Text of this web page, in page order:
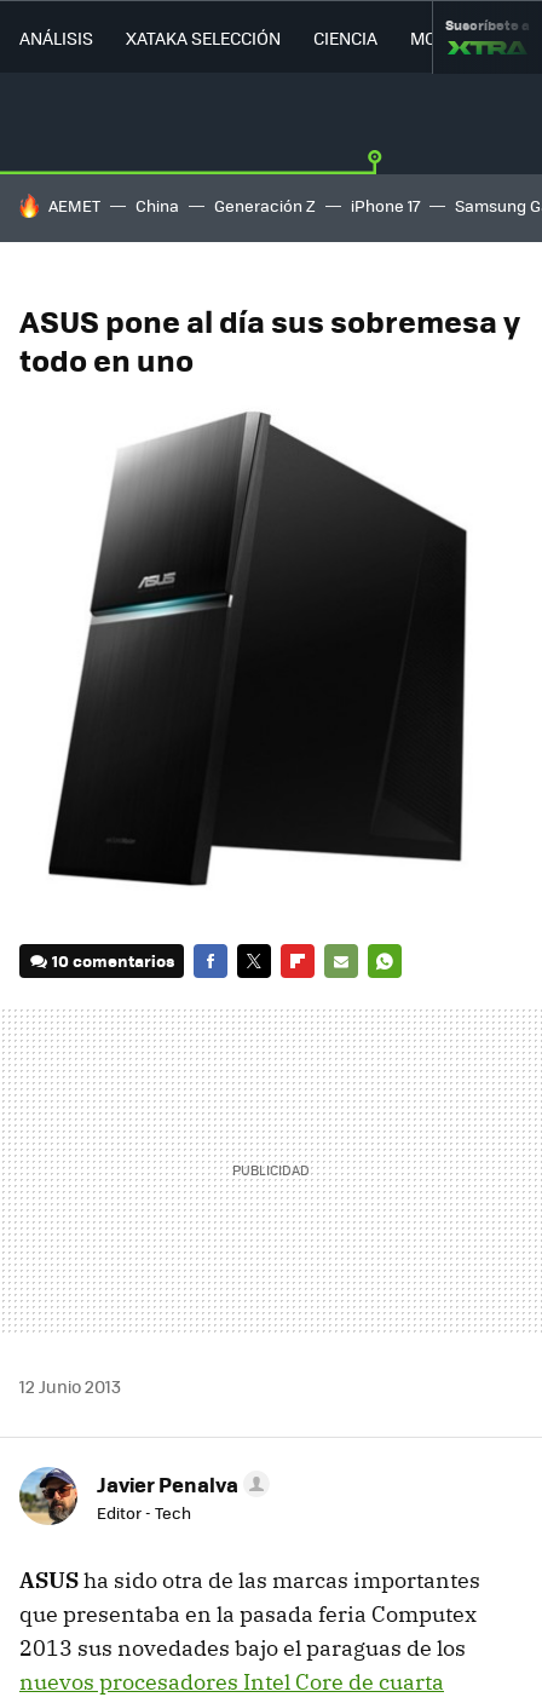
ANÁLISIS XATAKA SELECCIÓN CIENCIA MOVILIDAD
Suscríbete a
HOY SE HABLA DE
AEMET China Generación Z iPhone 17 Samsung
ASUS pone al día sus sobremesa y
todo en uno
10 comentarios
MAIL
12 Junio 2013
Javier Penalva
Editor - Tech
ASUSha sido otra de las marcas importantes
que presentaba en la pasada feria Computex
2013 sus novedades bajo el paraguas de los
nuevos procesadores Intel Core de cuarta